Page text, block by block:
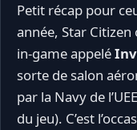
Petit récap pour
année, Star
in-game appelé
sorte de salon
par la Navy de
du jeu). C’est